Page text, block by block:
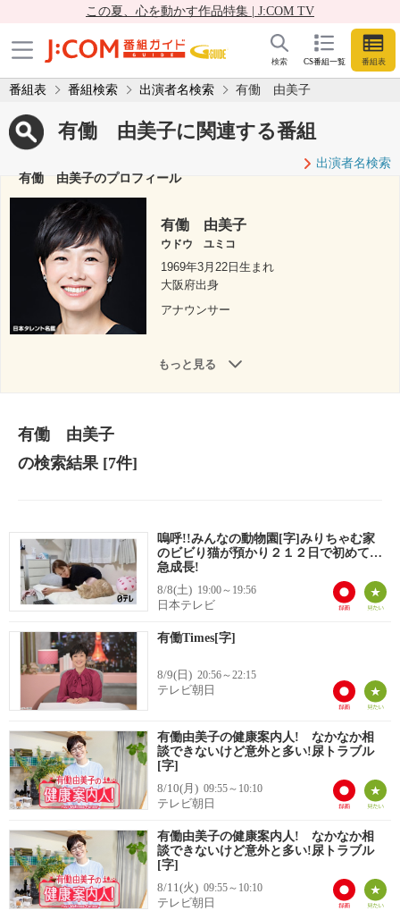
この夏、心を動かす作品特集 | J:COM TV
CS番組一覧 番組表
検索
番組表 番組検索 出演者名検索 有働 由美子
有働 由美子に関連する番組
出演者名検索
有働 由美子のプロフィール
有働 由美子
ウドウ ユミコ
1969年3月22日生まれ
大阪府出身
アナウンサー
もっと見る
有働 由美子
の検索結果[7件]
嗚呼!!みんなの動物園[字]みりちゃむ家
のビビり猫が預かり２１２日で初めて…
急成長!
8/8(土) 19:00～19:56
日本テレビ
有働Times[字]
8/9(日) 20:56～22:15
テレビ朝日
有働由美子の健康案内人! なかなか相
談できないけど意外と多い!尿トラブル
[字]
8/10(月) 09:55～10:10
テレビ朝日
有働由美子の健康案内人! なかなか相
談できないけど意外と多い!尿トラブル
[字]
8/11(火) 09:55～10:10
テレビ朝日